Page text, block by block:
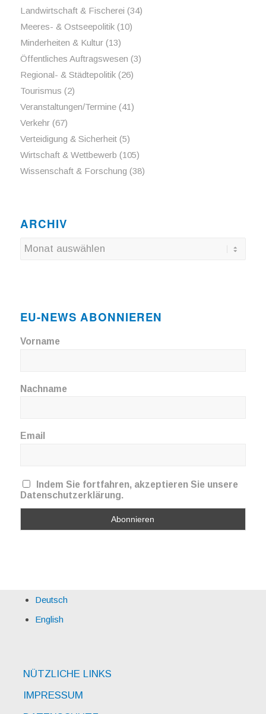
Landwirtschaft & Fischerei (34)
Meeres- & Ostseepolitik(10)
Minderheiten & Kultur(13)
Öffentliches Auftragswesen (3)
Regional- & Städtepolitik(26)
Tourismus (2)
Veranstaltungen/Termine(41)
Verkehr(67)
Verteidigung & Sicherheit(5)
Wirtschaft & Wettbewerb (105)
Wissenschaft & Forschung (38)
ARCHIV
EU-NEWS ABONNIEREN
Vorname
Nachname
Email
Indem Sie fortfahren, akzeptieren Sie unsere
Datenschutzerklärung.
Deutsch
English
NÜTZLICHE LINKS
IMPRESSUM